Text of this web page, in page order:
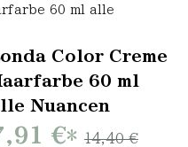
60 ml alle
Color Creme
60 ml
Nuancen
€* 14,40 €